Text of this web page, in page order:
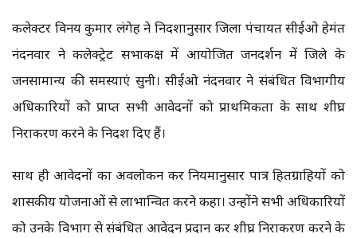
कलेक्टर विनय कुमार लंगेह ने निर्देशानुसार जिला पंचायत सीईओ हेमंत
नंदनवार ने कलेक्ट्रेट सभाकक्ष में आयोजित जनदर्शन में जिले के
जनसामान्य की समस्याएं सुनी। सीईओ नंदनवार ने संबंधित विभागीय
अधिकारियों को प्राप्त सभी आवेदनों को प्राथमिकता के साथ शीघ्र
निराकरण करने के निर्देश दिए हैं।
साथ ही आवेदनों का अवलोकन कर नियमानुसार पात्र हितग्राहियों को
शासकीय योजनाओं से लाभान्वित करने कहा। उन्होंने सभी अधिकारियों
को उनके विभाग से संबंधित आवेदन प्रदान कर शीघ्र निराकरण करने के